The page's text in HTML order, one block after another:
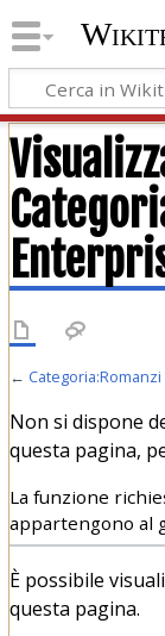
←
Non si dispone
questa pagina,
La funzione
appartengono al
È possibile
questa pagina.